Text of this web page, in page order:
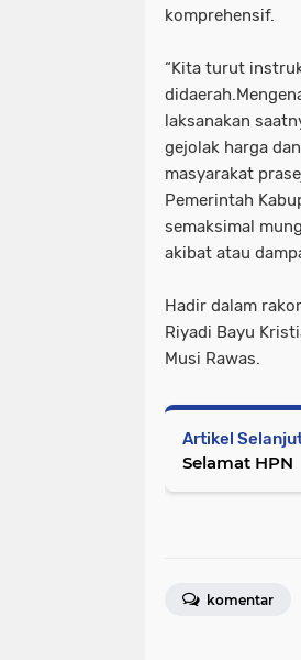
komprehensif.
“Kita turut
laksanakan
gejolak harga
masyarakat
Pemerintah
semaksimal
akibat atau
Hadir dalam
Riyadi Bayu
Musi Rawas.
Artikel
Selamat HPN
komentar